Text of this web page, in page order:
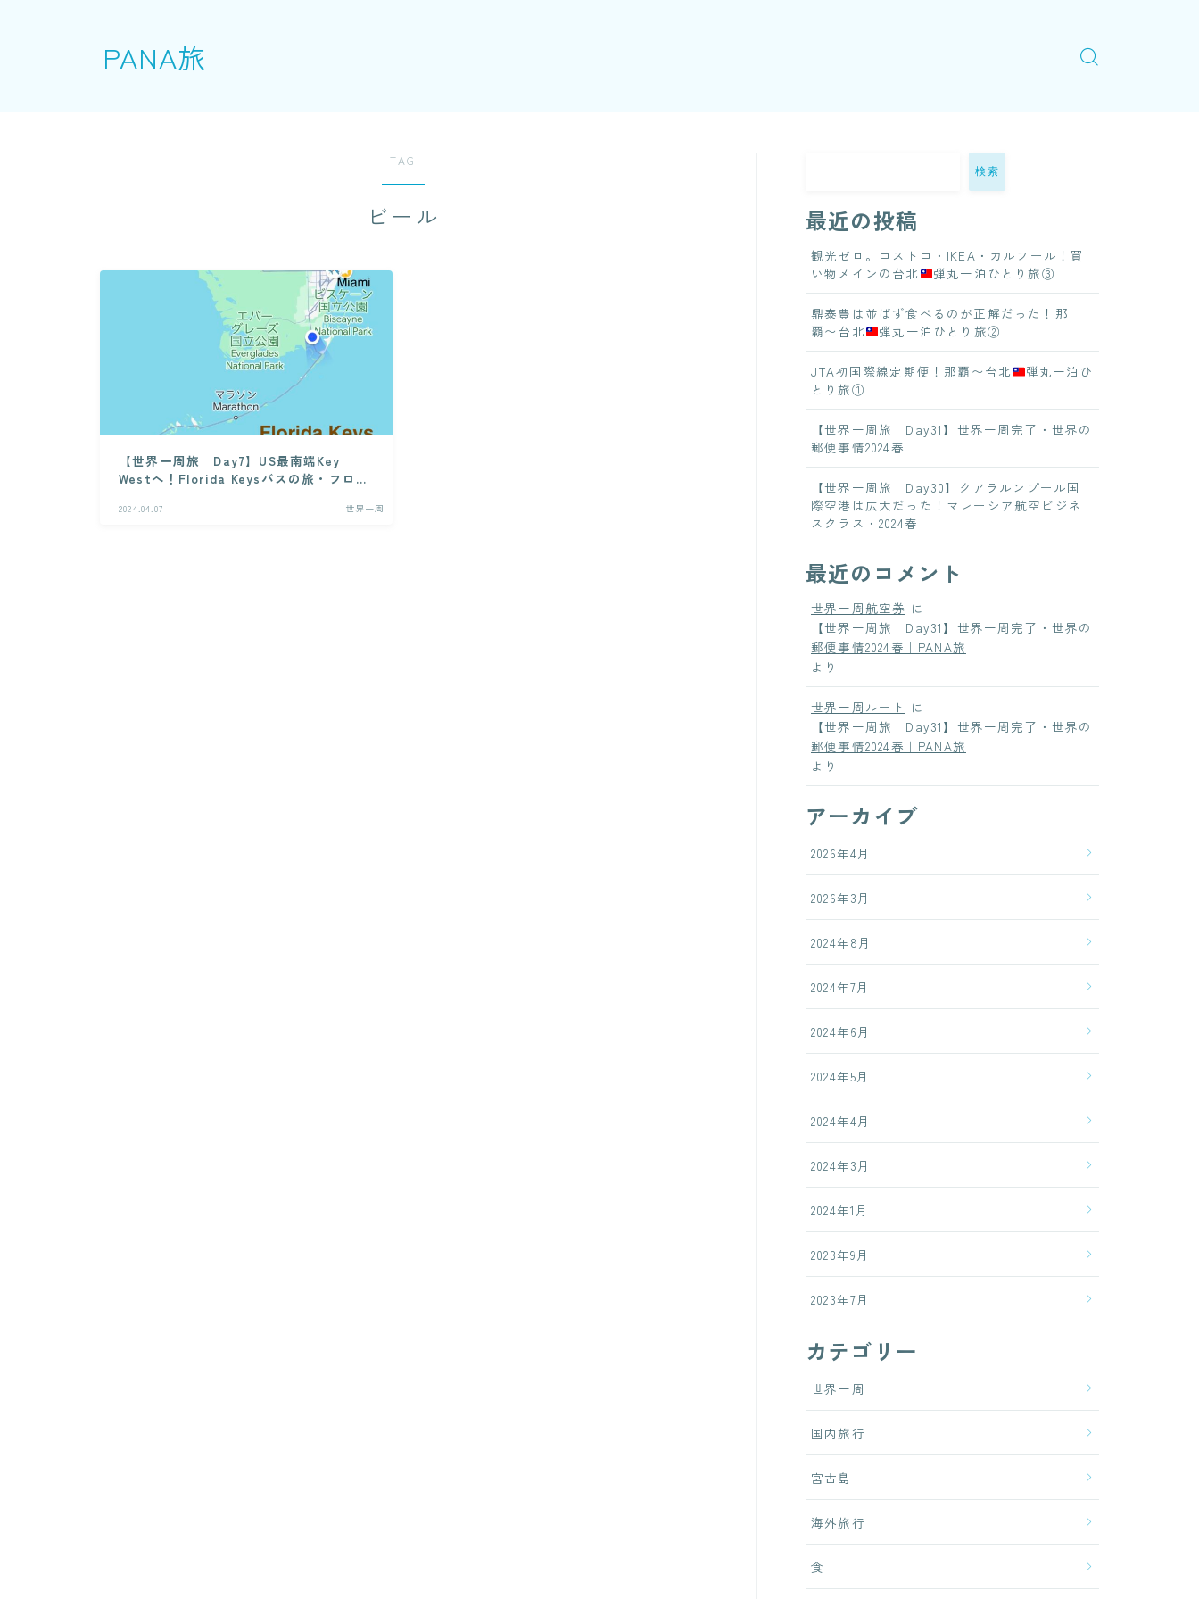
PANA旅
TAG
ビール
【世界一周旅 Day7】US最南端Key
Westへ！Florida Keysバスの旅・フロリ
2024.04.07 世界一周
検索
最近の投稿
観光ゼロ。コストコ・IKEA・カルフール！買
い物メインの台北
弾丸一泊ひとり旅③
鼎泰豊は並ばず食べるのが正解だった！那
覇〜台北
弾丸一泊ひとり旅②
JTA初国際線定期便！那覇〜台北
弾丸一泊ひ
とり旅①
【世界一周旅 Day31】世界一周完了・世界の
郵便事情2024春
【世界一周旅 Day30】クアラルンプール国
際空港は広大だった！マレーシア航空ビジネ
スクラス・2024春
最近のコメント
世界一周航空券 に
【世界一周旅 Day31】世界一周完了・世界の
郵便事情2024春｜PANA旅
より
世界一周ルート に
【世界一周旅 Day31】世界一周完了・世界の
郵便事情2024春｜PANA旅
より
アーカイブ
2026年4月
2026年3月
2024年8月
2024年7月
2024年6月
2024年5月
2024年4月
2024年3月
2024年1月
2023年9月
2023年7月
カテゴリー
世界一周
国内旅行
宮古島
海外旅行
食